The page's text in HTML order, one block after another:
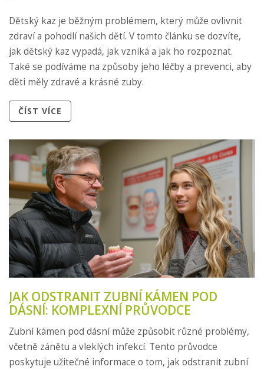
Dětský kaz je běžným problémem, který může ovlivnit
zdraví a pohodlí našich dětí. V tomto článku se dozvíte,
jak dětský kaz vypadá, jak vzniká a jak ho rozpoznat.
Také se podíváme na způsoby jeho léčby a prevenci, aby
děti měly zdravé a krásné zuby.
ČÍST VÍCE
JAK ODSTRANIT ZUBNÍ KÁMEN POD
DÁSNÍ: KOMPLEXNÍ PRŮVODCE
Zubní kámen pod dásní může způsobit různé problémy,
včetně zánětu a vleklých infekcí. Tento průvodce
poskytuje užitečné informace o tom, jak odstranit zubní